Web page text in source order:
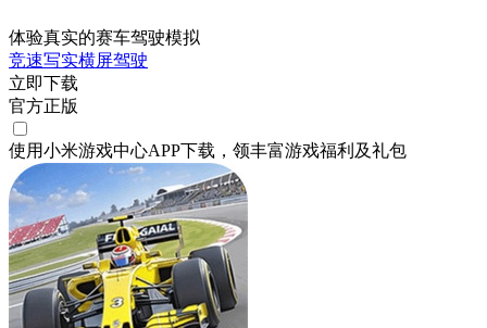
体验真实的赛车驾驶模拟
竞速写实横屏驾驶
立即下载
官方正版
使用小米游戏中心APP下载 ，领丰富游戏福利 及礼包